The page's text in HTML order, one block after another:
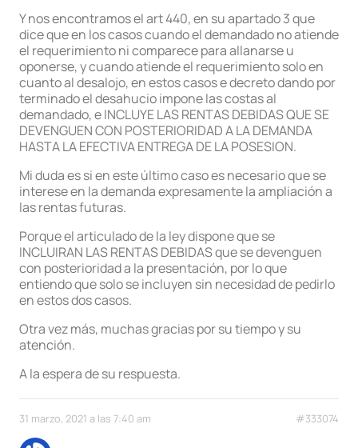
Y nos encontramos el art 440, en su apartado 3 que
dice que en los casos cuando el demandado no atiende
el requerimiento ni comparece para allanarse u
oponerse, y cuando atiende el requerimiento solo en
cuanto al desalojo, en estos casos e decreto dando por
terminado el desahucio impone las costas al
demandado, e INCLUYE LAS RENTAS DEBIDAS QUE SE
DEVENGUEN CON POSTERIORIDAD A LA DEMANDA
HASTA LA EFECTIVA ENTREGA DE LA POSESION.
Mi duda es si en este último caso es necesario que se
interese en la demanda expresamente la ampliación a
las rentas futuras.
Porque el articulado de la ley dispone que se
INCLUIRAN LAS RENTAS DEBIDAS que se devenguen
con posterioridad a la presentación, por lo que
entiendo que solo se incluyen sin necesidad de pedirlo
en estos dos casos.
Otra vez más, muchas gracias por su tiempo y su
atención.
A la espera de su respuesta.
31 marzo, 2021 a las 7:40 am #333074